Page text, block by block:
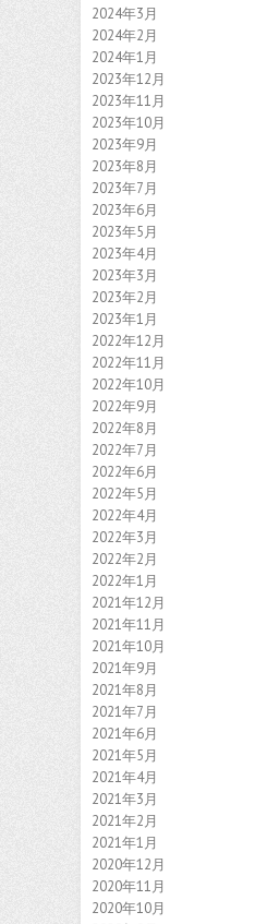
2024年3月
2024年2月
2024年1月
2023年12月
2023年11月
2023年10月
2023年9月
2023年8月
2023年7月
2023年6月
2023年5月
2023年4月
2023年3月
2023年2月
2023年1月
2022年12月
2022年11月
2022年10月
2022年9月
2022年8月
2022年7月
2022年6月
2022年5月
2022年4月
2022年3月
2022年2月
2022年1月
2021年12月
2021年11月
2021年10月
2021年9月
2021年8月
2021年7月
2021年6月
2021年5月
2021年4月
2021年3月
2021年2月
2021年1月
2020年12月
2020年11月
2020年10月